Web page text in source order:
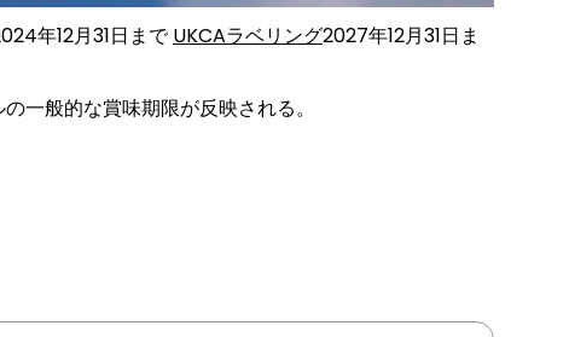
年12月31日までUKCAラベリング2027年12月31日ま
一般的な賞味期限が反映される。